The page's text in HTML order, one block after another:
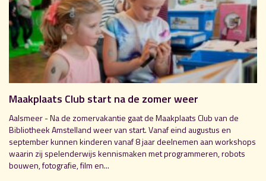
Maakplaats Club start na de zomer weer
Aalsmeer - Na de zomervakantie gaat de Maakplaats Club van de
Bibliotheek Amstelland weer van start. Vanaf eind augustus en
september kunnen kinderen vanaf 8 jaar deelnemen aan workshops
waarin zij spelenderwijs kennismaken met programmeren, robots
bouwen, fotografie, film en...